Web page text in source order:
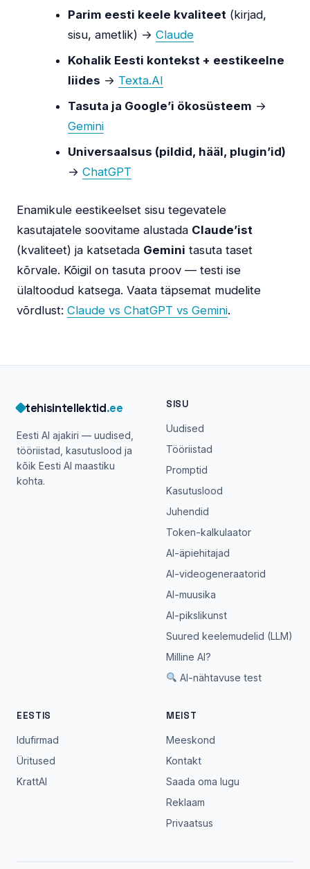
Parim eesti keele kvaliteet (kirjad,
sisu, ametlik) →Claude
Kohalik Eesti kontekst + eestikeelne
liides → Texta.AI
Tasuta ja Google’i ökosüsteem →
Gemini
Universaalsus (pildid, hääl, plugin’id)
→ChatGPT
Enamikule eestikeelset sisu tegevatele
kasutajatele soovitame alustada Claude’ist
(kvaliteet) ja katsetada Gemini tasuta taset
kõrvale. Kõigil on tasuta proov — testi ise
ülaltoodud katsega. Vaata täpsemat mudelite
võrdlust: Claude vs ChatGPT vs Gemini.
tehisintellektid.ee
Eesti AI ajakiri — uudised,
tööriistad, kasutuslood ja
kõik Eesti AI maastiku
kohta.
SISU
Uudised
Tööriistad
Promptid
Kasutuslood
Juhendid
Token-kalkulaator
AI-äpiehitajad
AI-videogeneraatorid
AI-muusika
AI-pikslikunst
Suured keelemudelid (LLM)
Milline AI?
AI-nähtavuse test
EESTIS
Idufirmad
Üritused
KrattAI
MEIST
Meeskond
Kontakt
Saada oma lugu
Reklaam
Privaatsus